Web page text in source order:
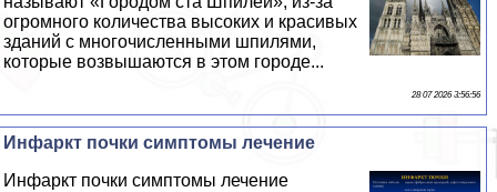
огромного количества высоких и красивых
зданий с многочисленными шпилями,
которые возвышаются в этом городе...
28 07 2026 3:56:56
Инфаркт почки симптомы лечение
Инфаркт почки симптомы лечение